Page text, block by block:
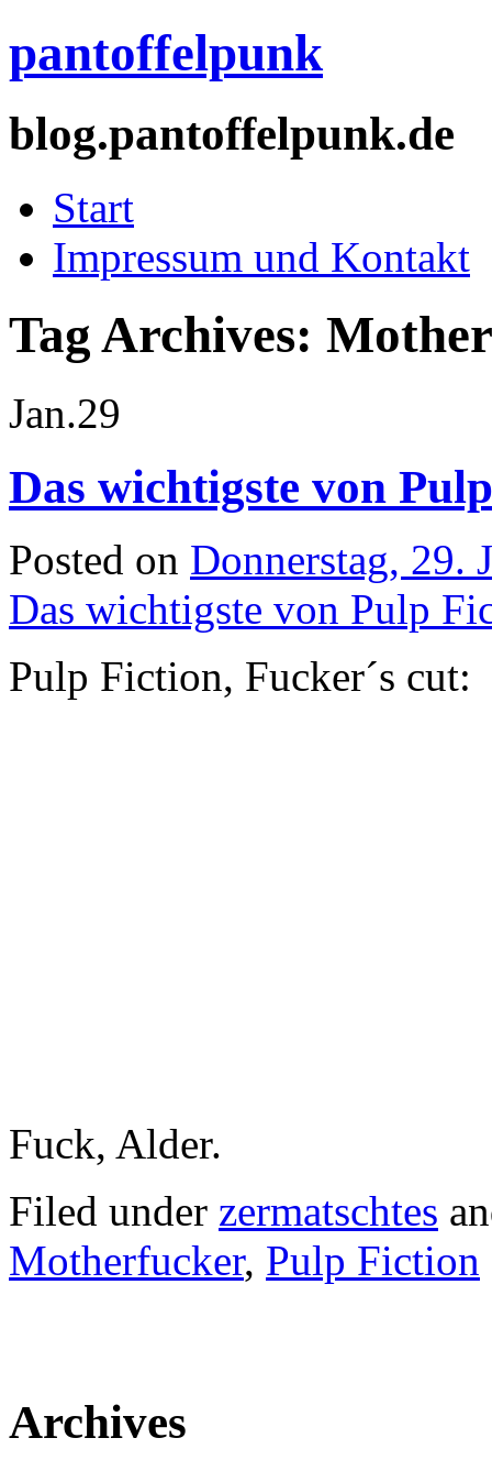
pantoffelpunk
blog.pantoffelpunk.de
Start
Impressum und Kontakt
Tag Archives:
Jan.29
Das wichtigste von
Posted on Donnerstag, 29.
Das wichtigste von Pulp
Pulp Fiction, Fucker´s cut:
Fuck, Alder.
Filed under zermatschtes
Motherfucker, Pulp Fiction
Archives